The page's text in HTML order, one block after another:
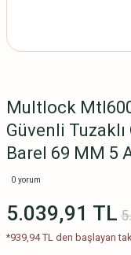
Multlock
Güvenli
Barel 69 MM 5
0 yorum
5.039,91 TL
*939,94 TL den başlayan